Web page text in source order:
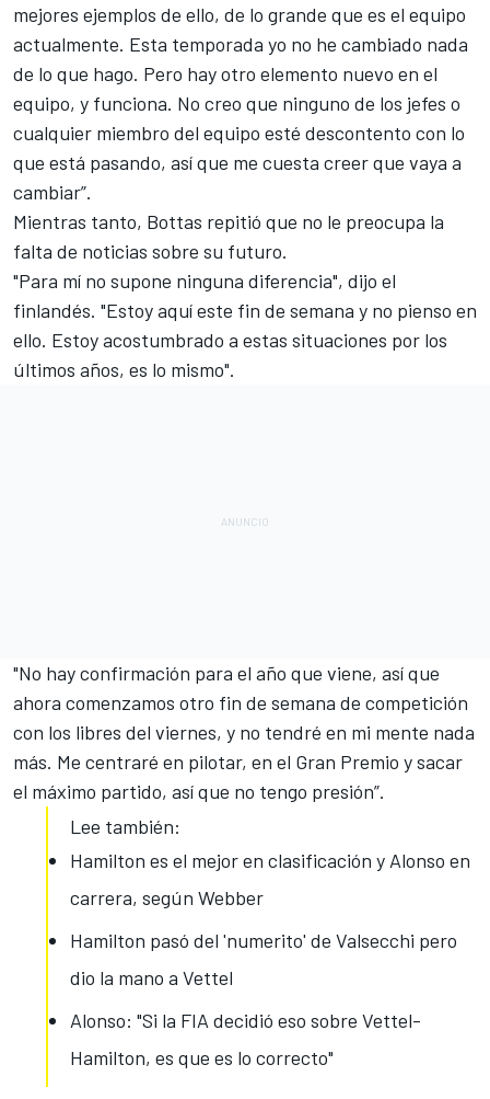
mejores ejemplos de ello, de lo grande que es el equipo
actualmente. Esta temporada yo no he cambiado nada
de lo que hago. Pero hay otro elemento nuevo en el
equipo, y funciona. No creo que ninguno de los jefes o
cualquier miembro del equipo esté descontento con lo
que está pasando, así que me cuesta creer que vaya a
cambiar”.
Mientras tanto, Bottas repitió que no le preocupa la
falta de noticias sobre su futuro.
"Para mí no supone ninguna diferencia", dijo el
finlandés. "Estoy aquí este fin de semana y no pienso en
ello. Estoy acostumbrado a estas situaciones por los
últimos años, es lo mismo".
"No hay confirmación para el año que viene, así que
ahora comenzamos otro fin de semana de competición
con los libres del viernes, y no tendré en mi mente nada
más. Me centraré en pilotar, en el Gran Premio y sacar
el máximo partido, así que no tengo presión”.
Lee también:
Hamilton es el mejor en clasificación y Alonso en
carrera, según Webber
Hamilton pasó del 'numerito' de Valsecchi pero
dio la mano a Vettel
Alonso: "Si la FIA decidió eso sobre Vettel-
Hamilton, es que es lo correcto"